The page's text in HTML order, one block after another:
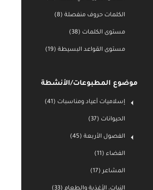
الكلمات حروف منفصلة (8)
مستوى الكلمات (38)
مستوى القواعد البسيطة (19)
موضوع المطبوعات/الأنشطة
إسلاميات أعياد ومناسبات (41)
الحيوانات (37)
الفصول الأربعة (45)
الفضاء (11)
المشاعر (17)